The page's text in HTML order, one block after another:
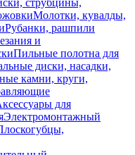
струбцины,
Молотки, кувалды,
Рубанки, рашпили
и
Пильные полотна для
диски, насадки,
камни, круги,
для
Электромонтажный